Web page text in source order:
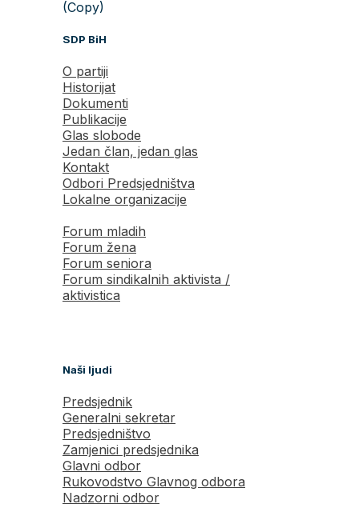
(Copy)
SDP BiH
O partiji
Historijat
Dokumenti
Publikacije
Glas slobode
Jedan član, jedan glas
Kontakt
Odbori Predsjedništva
Lokalne organizacije
Forum mladih
Forum žena
Forum seniora
Forum sindikalnih aktivista /
aktivistica
Naši ljudi
Predsjednik
Generalni sekretar
Predsjedništvo
Zamjenici predsjednika
Glavni odbor
Rukovodstvo Glavnog odbora
Nadzorni odbor